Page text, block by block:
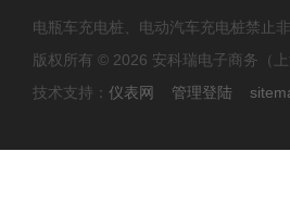
电瓶车充电桩、电动汽车充电桩禁止
版权所有 © 2026 安科瑞电子商务（
技术支持： 仪表网 管理登陆